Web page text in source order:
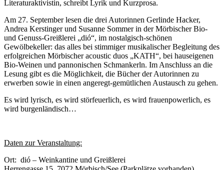
Literaturaktivistin, schreibt Lyrik und Kurzprosa.
Am 27. September lesen die drei Autorinnen Gerlinde Hacker,
Andrea Kerstinger und Susanne Sommer in der Mörbischer Bio-
und Genuss-Greißlerei „dió“, im nostalgisch-schönen
Gewölbekeller: das alles bei stimmiger musikalischer Begleitung des
erfolgreichen Mörbischer acoustic duos „KATH“, bei hauseigenen
Bio-Weinen und pannonischen Schmankerln. Im Anschluss an die
Lesung gibt es die Möglichkeit, die Bücher der Autorinnen zu
erwerben sowie in einen angeregt-gemütlichen Austausch zu gehen.
Es wird lyrisch, es wird störfeuerlich, es wird frauenpowerlich, es
wird burgenländisch…
Daten zur Veranstaltung:
Ort: dió – Weinkantine und Greißlerei